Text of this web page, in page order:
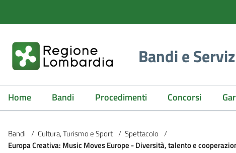
Bandi e
Home Bandi Procedimenti Concorsi
Bandi / Cultura, Turismo e Sport / Spettacolo /
Europa Creativa: Music Moves Europe - Diversità, talento e